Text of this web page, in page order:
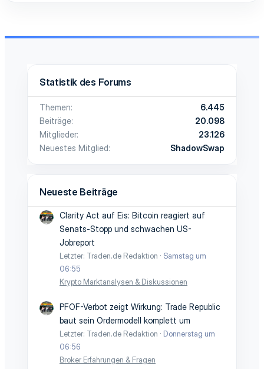
Statistik des Forums
Themen
6.445
Beiträge
20.098
Mitglieder
23.126
Neuestes Mitglied
ShadowSwap
Neueste Beiträge
Clarity Act auf Eis: Bitcoin reagiert auf
Senats-Stopp und schwachen US-
Jobreport
Letzter: Traden.de Redaktion
Samstag um
06:55
Krypto Marktanalysen & Diskussionen
PFOF-Verbot zeigt Wirkung: Trade Republic
baut sein Ordermodell komplett um
Letzter: Traden.de Redaktion
Donnerstag um
06:56
Broker Erfahrungen & Fragen